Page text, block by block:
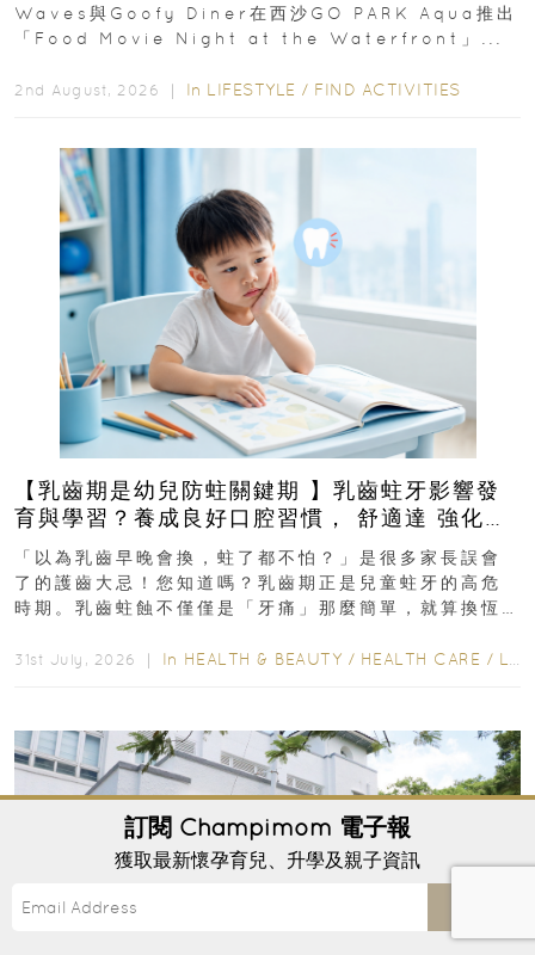
Waves與Goofy Diner在西沙GO PARK Aqua推出
「Food Movie Night at the Waterfront」...
2nd August, 2026 ｜ In LIFESTYLE / FIND ACTIVITIES
【乳齒期是幼兒防蛀關鍵期 】乳齒蛀牙影響發
育與學習？養成良好口腔習慣， 舒適達 強化琺
瑯質 兒童牙膏防護指南
「以為乳齒早晚會換，蛀了都不怕？」是很多家長誤會
了的護齒大忌！您知道嗎？乳齒期正是兒童蛀牙的高危
時期。乳齒蛀蝕不僅僅是「牙痛」那麼簡單，就算換恆
31st July, 2026 ｜ In HEALTH & BEAUTY / HEALTH CARE / LIFESTYLE
訂閱 Champimom 電子報
獲取最新懷孕育兒、升學及親子資訊